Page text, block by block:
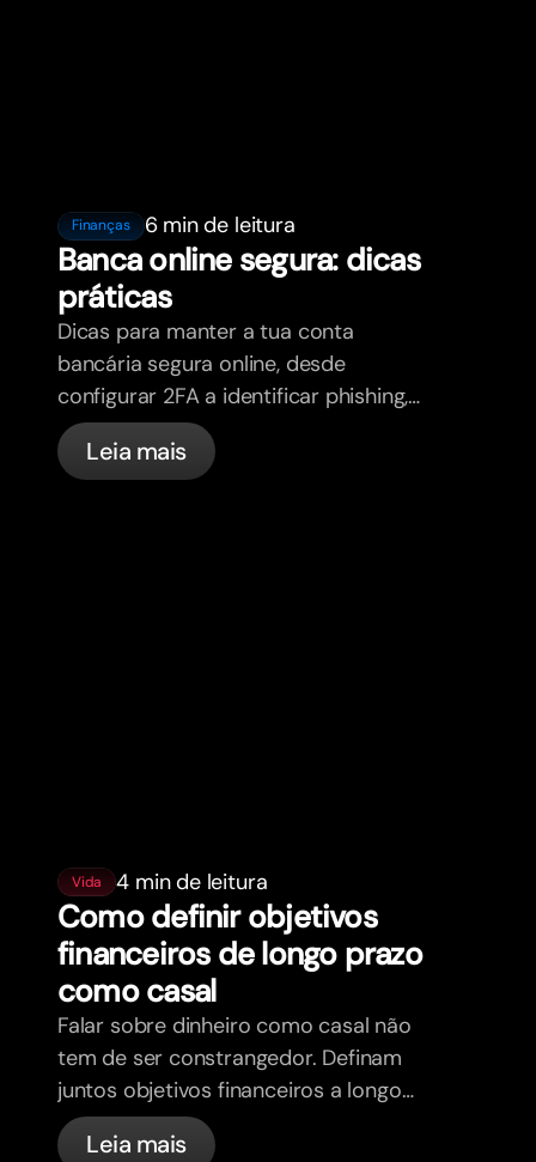
Finanças 6 min de leitura
Banca online segura: dicas
práticas
Dicas para manter a tua conta
bancária segura online, desde
configurar 2FA a identificar phishing,
controlar os teus cartões e saber o
que a bunq trata automaticamente.
Leia mais
Vida 4 min de leitura
Como definir objetivos
financeiros de longo prazo
como casal
Falar sobre dinheiro como casal não
tem de ser constrangedor. Definam
juntos objetivos financeiros a longo
prazo e sintam-se mais alinhados.
Leia mais